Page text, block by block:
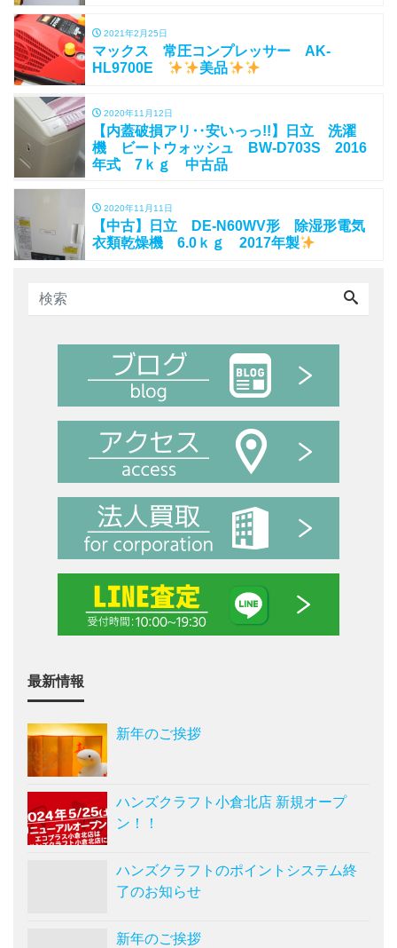
2021年2月25日
マックス 常圧コンプレッサー AK-
HL9700E
美品
2020年11月12日
【内蓋破損アリ‥安いっっ!!】日立 洗濯
機 ビートウォッシュ BW-D703S 2016
年式 7ｋｇ 中古品
2020年11月11日
【中古】日立 DE-N60WV形 除湿形電気
衣類乾燥機 6.0ｋｇ 2017年製
最新情報
新年のご挨拶
ハンズクラフト小倉北店 新規オープ
ン！！
ハンズクラフトのポイントシステム終
了のお知らせ
新年のご挨拶